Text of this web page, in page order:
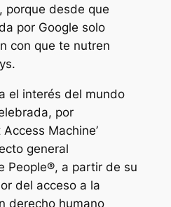
porque desde que
por Google solo
con que te nutren
.
el interés del mundo
por
Machine’
general
People®, a partir de su
del acceso a la
derecho humano